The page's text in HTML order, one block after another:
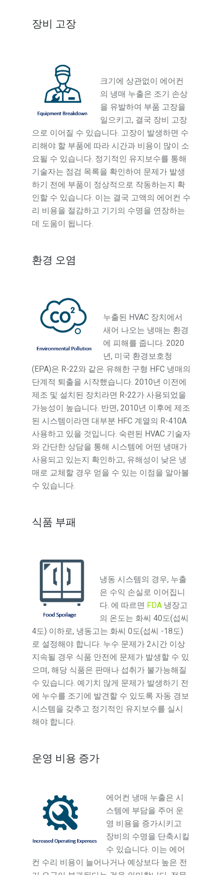
장비 고장
크기에 상관없이 에어컨
의 냉매 누출은 조기 손상
을 유발하여 부품 고장을
일으키고, 결국 장비 고장
으로 이어질 수 있습니다. 고장이 발생하면 수
리해야 할 부품에 따라 시간과 비용이 많이 소
요될 수 있습니다. 정기적인 유지보수를 통해
기술자는 점검 목록을 확인하여 문제가 발생
하기 전에 부품이 정상적으로 작동하는지 확
인할 수 있습니다. 이는 결국 고액의 에어컨 수
리 비용을 절감하고 기기의 수명을 연장하는
데 도움이 됩니다.
환경 오염
누출된 HVAC 장치에서
새어 나오는 냉매는 환경
에 피해를 줍니다. 2020
년, 미국 환경보호청
(EPA)은 R-22와 같은 유해한 구형 HFC 냉매의
단계적 퇴출을 시작했습니다. 2010년 이전에
제조 및 설치된 장치라면 R-22가 사용되었을
가능성이 높습니다. 반면, 2010년 이후에 제조
된 시스템이라면 대부분 HFC 계열의 R-410A
사용하고 있을 것입니다. 숙련된 HVAC 기술자
와 간단한 상담을 통해 시스템에 어떤 냉매가
사용되고 있는지 확인하고, 유해성이 낮은 냉
매로 교체할 경우 얻을 수 있는 이점을 알아볼
수 있습니다.
식품 부패
냉동 시스템의 경우, 누출
은 수익 손실로 이어집니
다. 에 따르면 FDA 냉장고
의 온도는 화씨 40도(섭씨
4도) 이하로, 냉동고는 화씨 0도(섭씨 -18도)
로 설정해야 합니다. 누수 문제가 2시간 이상
지속될 경우 식품 안전에 문제가 발생할 수 있
으며, 해당 식품은 판매나 섭취가 불가능해질
수 있습니다. 예기치 않게 문제가 발생하기 전
에 누수를 조기에 발견할 수 있도록 자동 경보
시스템을 갖추고 정기적인 유지보수를 실시
해야 합니다.
운영 비용 증가
에어컨 냉매 누출은 시
스템에 부담을 주어 운
영 비용을 증가시키고
장비의 수명을 단축시킬
수 있습니다. 이는 에어
컨 수리 비용이 늘어나거나 예상보다 높은 전